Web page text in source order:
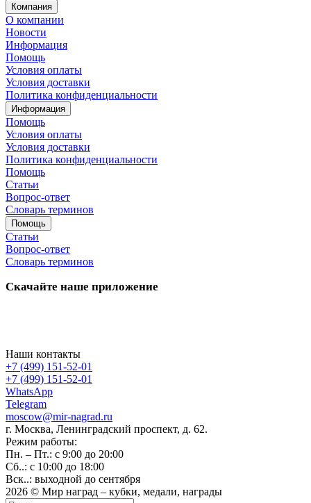
Компания
О компании
Новости
Информация
Помощь
Условия оплаты
Условия доставки
Политика конфиденциальности
Информация
Помощь
Условия оплаты
Условия доставки
Политика конфиденциальности
Помощь
Статьи
Вопрос-ответ
Словарь терминов
Помощь
Статьи
Вопрос-ответ
Словарь терминов
Скачайте наше приложение
Наши контакты
+7 (499) 151-52-01
+7 (499) 151-52-01
WhatsApp
Telegram
moscow@mir-nagrad.ru
г. Москва, Ленинградский проспект, д. 62.
Режим работы:
Пн. – Пт.: с 9:00 до 20:00
Сб..: с 10:00 до 18:00
Вск..: выходной до сентября
2026 © Мир наград – кубки, медали, награды